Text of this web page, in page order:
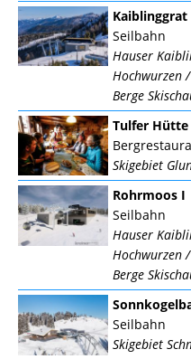
Kaiblinggrat
Seilbahn
Hauser
Hochwurzen
Berge
Tulfer Hütte
Skigebiet
Rohrmoos I
Seilbahn
Hauser
Hochwurzen
Berge
Seilbahn
Skigebiet